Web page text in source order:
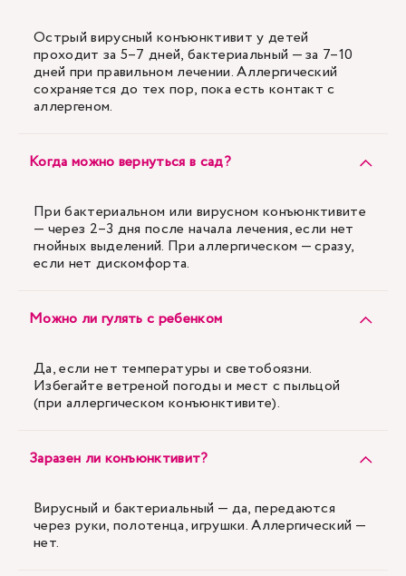
Острый вирусный конъюнктивит у детей
проходит за 5–7 дней, бактериальный — за 7–10
дней при правильном лечении. Аллергический
сохраняется до тех пор, пока есть контакт с
аллергеном.
Когда можно вернуться в сад?
При бактериальном или вирусном конъюнктивите
— через 2–3 дня после начала лечения, если нет
гнойных выделений. При аллергическом — сразу,
если нет дискомфорта.
Можно ли гулять с ребенком
Да, если нет температуры и светобоязни.
Избегайте ветреной погоды и мест с пыльцой
(при аллергическом конъюнктивите).
Заразен ли конъюнктивит?
Вирусный и бактериальный — да, передаются
через руки, полотенца, игрушки. Аллергический —
нет.